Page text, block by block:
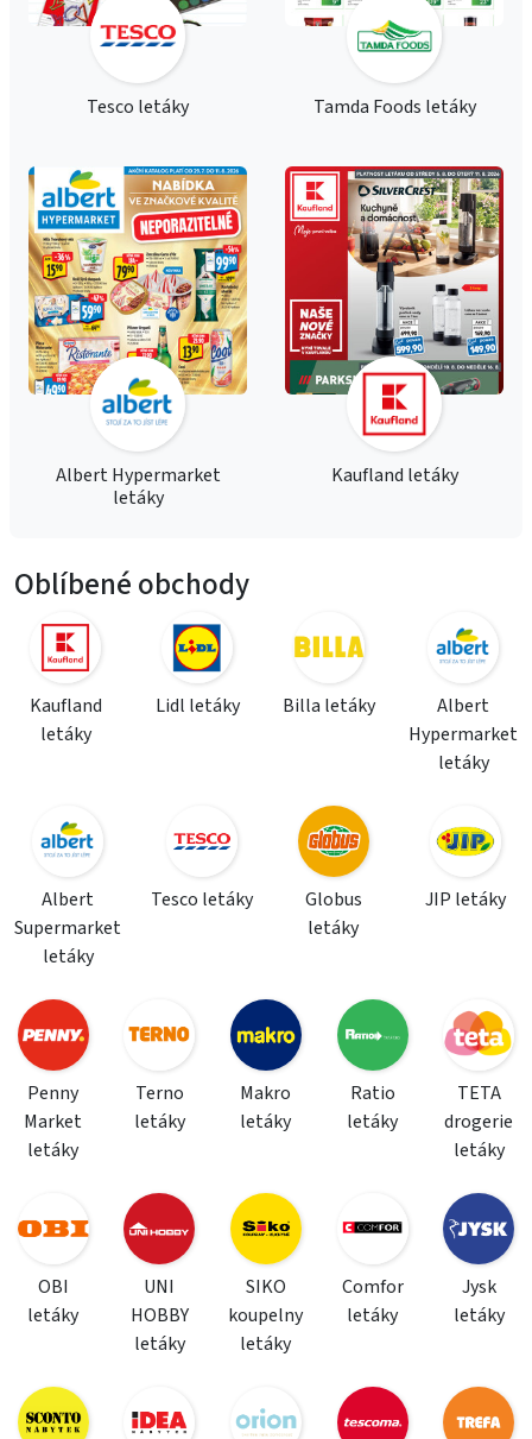
Tesco letáky Tamda Foods letáky
Albert Hypermarket
letáky
Kaufland letáky
Oblíbené obchody
Kaufland
letáky
Lidl letáky Billa letáky
Albert
Hypermarket
letáky
Albert
Supermarket
letáky
Tesco letáky
Globus
letáky
JIP letáky
Penny
Market
letáky
Terno
letáky
Makro
letáky
Ratio
letáky
TETA
drogerie
letáky
OBI
letáky
UNI
HOBBY
letáky
SIKO
koupelny
letáky
Comfor
letáky
Jysk
letáky